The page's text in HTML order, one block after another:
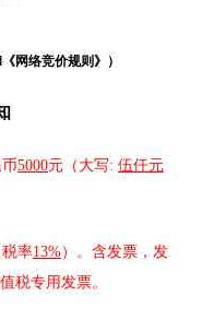
网络竞价规则》）
5000元（大写: 伍仟元
率13%）。含发票，发
税专用发票。